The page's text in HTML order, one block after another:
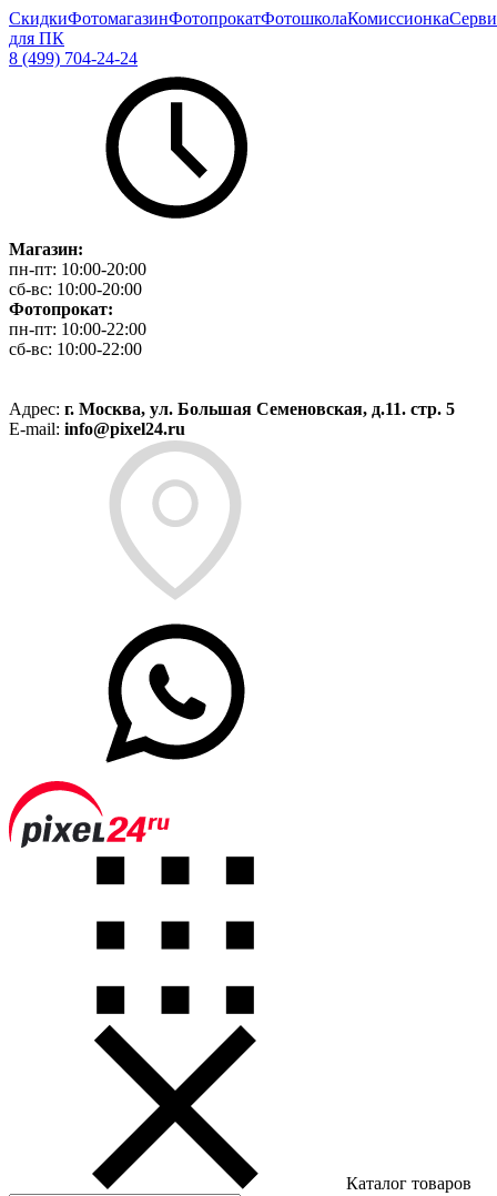
СкидкиФотомагазинФотопрокатФотошколаКомиссионка
для ПК
8 (499) 704-24-24
Магазин:
пн-пт: 10:00-20:00
сб-вс: 10:00-20:00
Фотопрокат:
пн-пт: 10:00-22:00
сб-вс: 10:00-22:00
Адрес: г. Москва, ул. Большая Семеновская, д.11. стр. 5
E-mail: info@pixel24.ru
Каталог товаров